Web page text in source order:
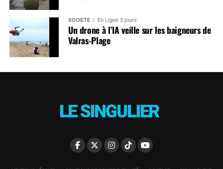
SOCIÉTÉ En Ligne 3 jours
Un drone à l’IA veille sur les baigneurs de
Valras-Plage